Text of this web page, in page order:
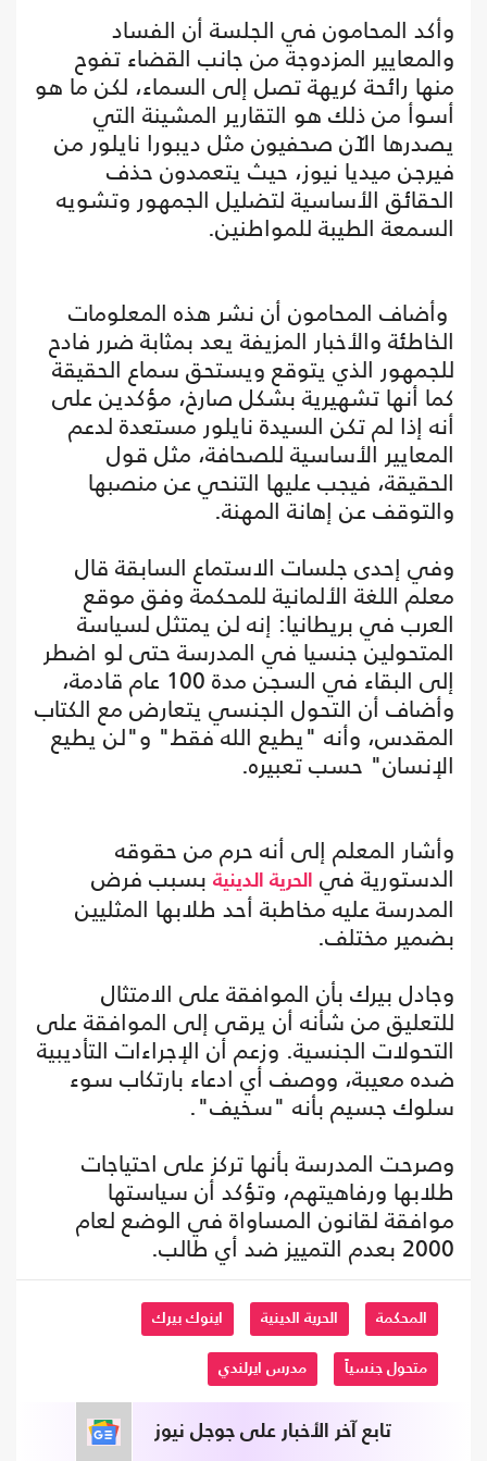
وأكد المحامون في الجلسة أن الفساد
والمعايير المزدوجة من جانب القضاء تفوح
منها رائحة كريهة تصل إلى السماء، لكن ما هو
أسوأ من ذلك هو التقارير المشينة التي
يصدرها الآن صحفيون مثل ديبورا نايلور من
فيرجن ميديا نيوز، حيث يتعمدون حذف
الحقائق الأساسية لتضليل الجمهور وتشويه
السمعة الطيبة للمواطنين.
وأضاف المحامون أن نشر هذه المعلومات
الخاطئة والأخبار المزيفة يعد بمثابة ضرر فادح
للجمهور الذي يتوقع ويستحق سماع الحقيقة
كما أنها تشهيرية بشكل صارخ، مؤكدين على
أنه إذا لم تكن السيدة نايلور مستعدة لدعم
المعايير الأساسية للصحافة، مثل قول
الحقيقة، فيجب عليها التنحي عن منصبها
والتوقف عن إهانة المهنة.
وفي إحدى جلسات الاستماع السابقة قال
معلم اللغة الألمانية للمحكمة وفق موقع
العرب في بريطانيا: إنه لن يمتثل لسياسة
المتحولين جنسيا في المدرسة حتى لو اضطر
إلى البقاء في السجن مدة 100 عام قادمة،
وأضاف أن التحول الجنسي يتعارض مع الكتاب
المقدس، وأنه "يطيع الله فقط" و"لن يطيع
الإنسان" حسب تعبيره.
وأشار المعلم إلى أنه حرم من حقوقه
الدستورية في الحرية الدينية بسبب فرض
المدرسة عليه مخاطبة أحد طلابها المثليين
بضمير مختلف.
وجادل بيرك بأن الموافقة على الامتثال
للتعليق من شأنه أن يرقى إلى الموافقة على
التحولات الجنسية. وزعم أن الإجراءات التأديبية
ضده معيبة، ووصف أي ادعاء بارتكاب سوء
سلوك جسيم بأنه "سخيف".
وصرحت المدرسة بأنها تركز على احتياجات
طلابها ورفاهيتهم، وتؤكد أن سياستها
موافقة لقانون المساواة في الوضع لعام
2000 بعدم التمييز ضد أي طالب.
المحكمة الحرية الدينية اينوك بيرك
متحول جنسياً مدرس ايرلندي
تابع آخر الأخبار على جوجل نيوز